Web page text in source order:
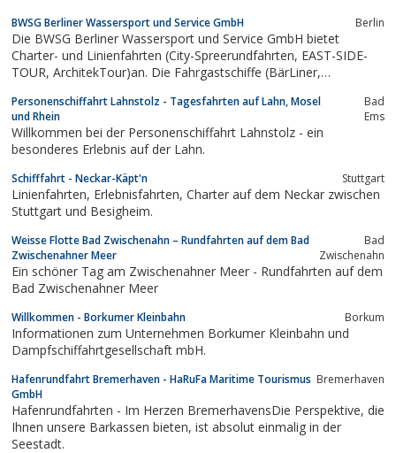
BWSG Berliner Wassersport und Service GmbH Berlin
Die BWSG Berliner Wassersport und Service GmbH bietet
Charter- und Linienfahrten (City-Spreerundfahrten, EAST-SIDE-
TOUR, ArchitekTour)an. Die Fahrgastschiffe (BärLiner,
Mondscheinfahrten, Citytouren sowie Tagestouren zur
Verfügung. BWSG Marine steht für...
Personenschiffahrt Lahnstolz - Tagesfahrten auf Lahn, Mosel
und Rhein
Bad
Ems
Willkommen bei der Personenschiffahrt Lahnstolz - ein
besonderes Erlebnis auf der Lahn.
Schifffahrt - Neckar-Käpt'n Stuttgart
Linienfahrten, Erlebnisfahrten, Charter auf dem Neckar zwischen
Stuttgart und Besigheim.
Weisse Flotte Bad Zwischenahn – Rundfahrten auf dem Bad
Zwischenahner Meer
Bad
Zwischenahn
Ein schöner Tag am Zwischenahner Meer - Rundfahrten auf dem
Bad Zwischenahner Meer
Willkommen - Borkumer Kleinbahn Borkum
Informationen zum Unternehmen Borkumer Kleinbahn und
Dampfschiffahrtgesellschaft mbH.
Hafenrundfahrt Bremerhaven - HaRuFa Maritime Tourismus
GmbH
Bremerhaven
Hafenrundfahrten - Im Herzen BremerhavensDie Perspektive, die
Ihnen unsere Barkassen bieten, ist absolut einmalig in der
Seestadt.